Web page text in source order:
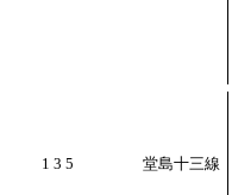
1 3 5 堂島十三線